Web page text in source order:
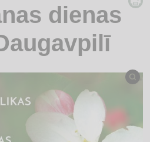
dienas